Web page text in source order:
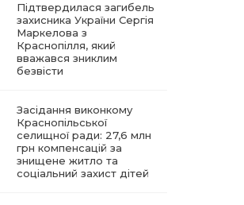
Підтвердилася загибель
захисника України Сергія
Маркелова з
Краснопілля, який
вважався зниклим
безвісти
Засідання виконкому
Краснопільської
селищної ради: 27,6 млн
грн компенсацій за
знищене житло та
соціальний захист дітей